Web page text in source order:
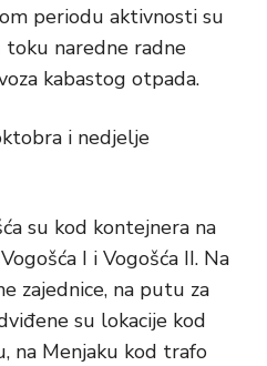
periodu aktivnosti su
toku naredne radne
kabastog otpada.
i nedjelje
su kod kontejnera na
I i Vogošća II. Na
zajednice, na putu za
su lokacije kod
na Menjaku kod trafo